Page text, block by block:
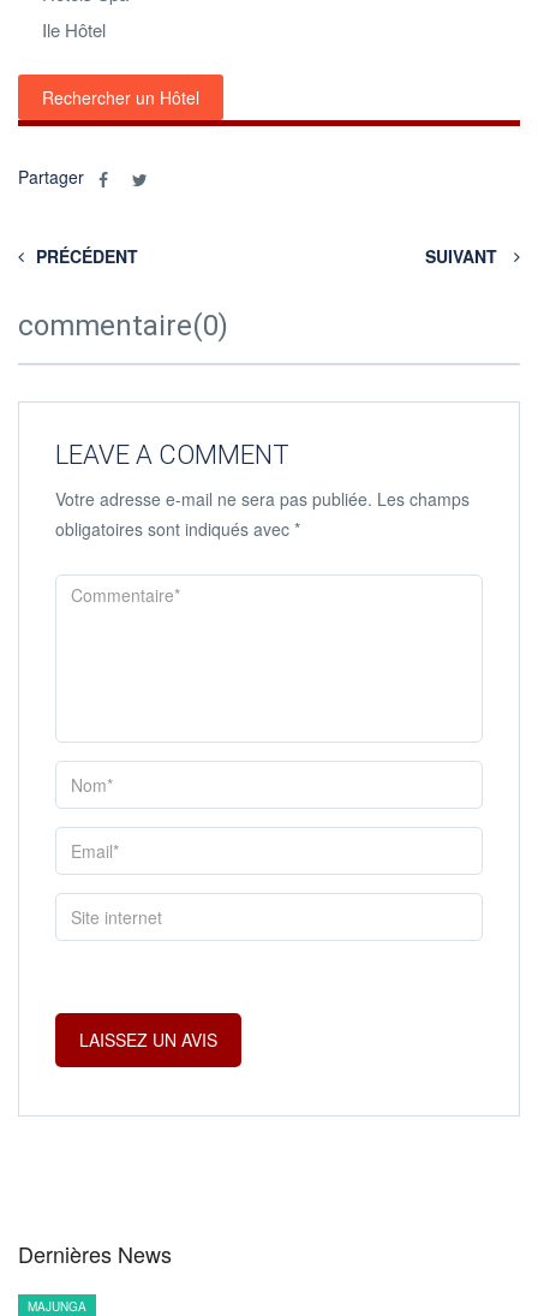
Ile Hôtel
Rechercher un Hôtel
Partager
PRÉCÉDENT SUIVANT
commentaire(0)
LEAVE A COMMENT
Votre adresse e-mail ne sera pas publiée. Les champs
obligatoires sont indiqués avec *
Dernières News
MAJUNGA